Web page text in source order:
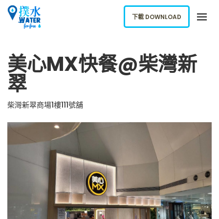
關於我們
下載應用
報告新飲水機
ENGLISH
美心MX快餐@柴灣新
翠
柴灣新翠商場1樓111號舖
下載 DOWNLOAD